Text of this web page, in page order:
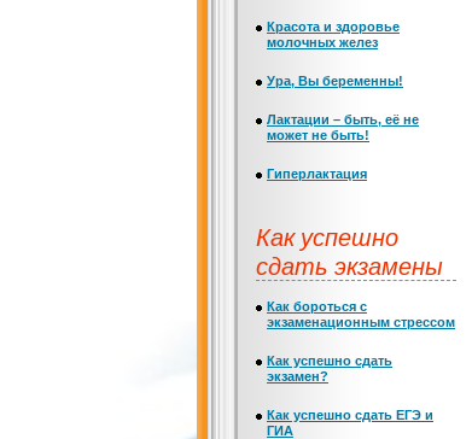
Красота и здоровье
молочных желез
Ура, Вы беременны!
Лактации – быть, её не
может не быть!
Гиперлактация
Как успешно
сдать экзамены
Как бороться с
экзаменационным стрессом
Как успешно сдать
экзамен?
Как успешно сдать ЕГЭ и
ГИА